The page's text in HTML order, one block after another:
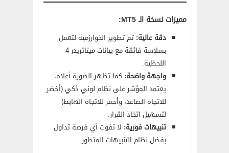
مميزات نسخة الـ MT5:
دقة عالية: تم تطوير الخوارزمية لتعمل
بسلاسة فائقة مع بيانات ميتاتريدر 4
اللحظية.
واجهة واضحة: كما تظهر الصورة أعلاه،
يعتمد المؤشر على نظام لوني ذكي (أخضر
للاتجاه الصاعد، وأحمر للاتجاه الهابط)
لتسهيل اتخاذ القرار.
تنبيهات فورية: لا تفوت أي فرصة تداول
بفضل نظام التنبيهات المتطور.